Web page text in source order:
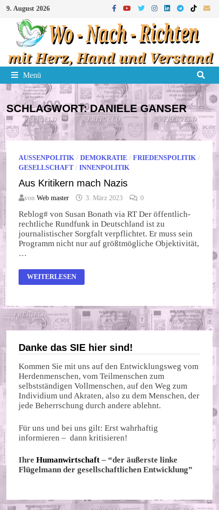
Zum
Inhalt
springen
9. August 2026
Menü
SCHLAGWORT:DANIELE GANSER
AUSSENPOLITIK /DEMOKRATIE /FRIEDENSPOLITIK /
GESELLSCHAFT/INNENPOLITIK
Aus Kritikern mach Nazis
vonWeb master 3. März 2023 0
Reblog# von Susan Bonath via RT Der öffentlich-
rechtliche Rundfunk in Deutschland ist zu
journalistischer Sorgfalt verpflichtet. Er muss sein
Programm nicht nur auf größtmögliche Objektivität,
…
AUS
KRITIKERN
WEITERLESEN
Danke das SIE hier sind!
Kommen Sie mit uns auf den Entwicklungsweg vom
Herdenmenschen, vom Teilmenschen zum
selbstständigen Vollmenschen, auf den Weg zum
Individium und Akraten, also zu dem Menschen, der
jede Beherrschung durch andere ablehnt.
Für uns und bei uns gilt: Erst wahrhaftig
informieren – dann kritisieren!
IhreHumanwirtschaft – “der äußerste linke
Flügelmann der gesellschaftlichen Entwicklung”